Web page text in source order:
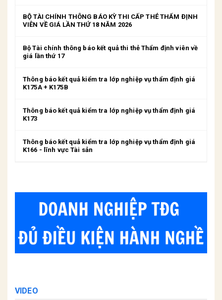
BỘ TÀI CHÍNH THÔNG BÁO KỲ THI CẤP THẺ THẨM ĐỊNH
VIÊN VỀ GIÁ LẦN THỨ 18 NĂM 2026
Bộ Tài chính thông báo kết quả thi thẻ Thẩm định viên về
giá lần thứ 17
Thông báo kết quả kiểm tra lớp nghiệp vụ thẩm định giá
K175A + K175B
Thông báo kết quả kiểm tra lớp nghiệp vụ thẩm định giá
K173
Thông báo kết quả kiểm tra lớp nghiệp vụ thẩm định giá
K166 - lĩnh vực Tài sản
VIDEO